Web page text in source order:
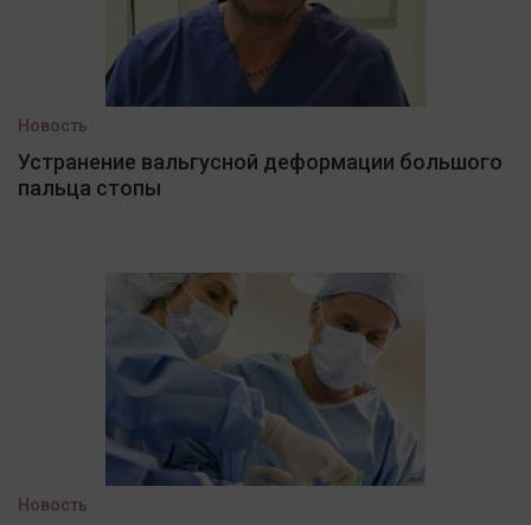
Новость
Устранение вальгусной деформации большого
пальца стопы
Новость